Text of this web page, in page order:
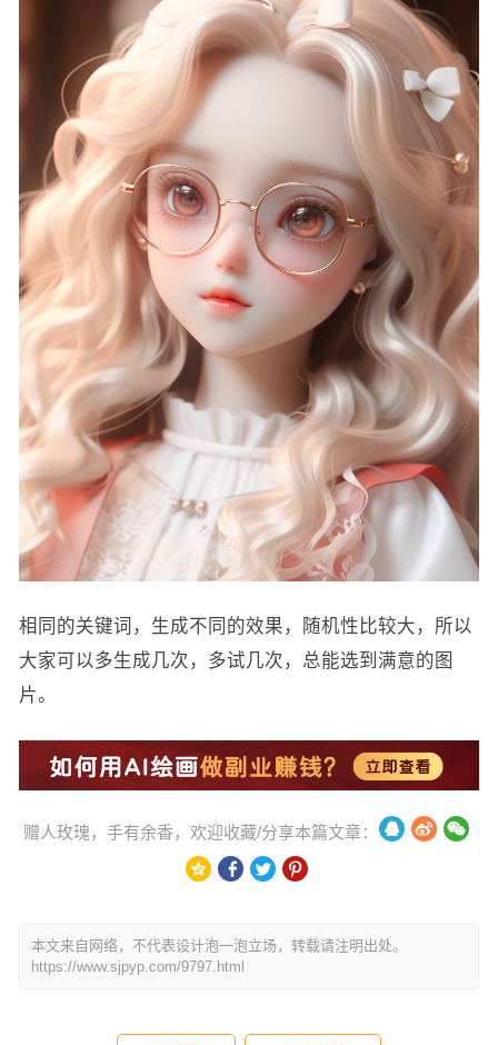
相同的关键词，生成不同的效果，随机性比较大，所以
大家可以多生成几次，多试几次，总能选到满意的图
片。
赠人玫瑰，手有余香，欢迎收藏/分享本篇文章：
本文来自网络，不代表设计泡一泡立场，转载请注明出处。
https://www.sjpyp.com/9797.html